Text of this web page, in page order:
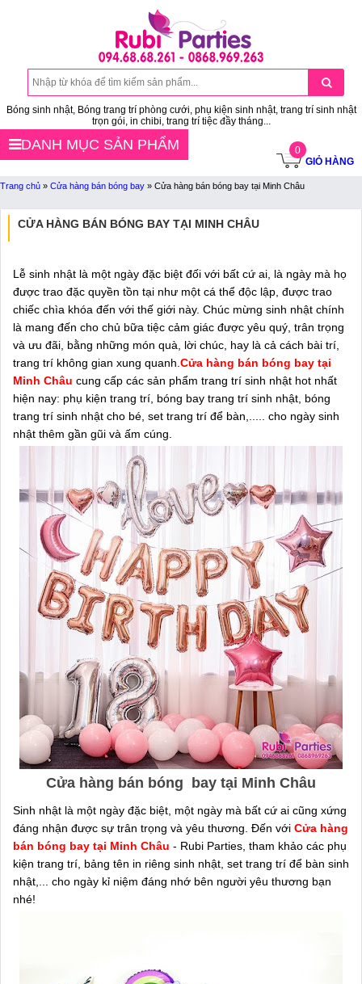
Bóng sinh nhật, Bóng trang trí phòng cưới, phụ kiện sinh nhật, trang trí sinh nhật
trọn gói, in chibi, trang trí tiệc đầy tháng...
0
GIỎ HÀNG
DANH MỤC SẢN PHẨM
Trang chủ » Cửa hàng bán bóng bay » Cửa hàng bán bóng bay tại Minh Châu
CỬA HÀNG BÁN BÓNG BAY TẠI MINH CHÂU
Lễ sinh nhật là một ngày đặc biệt đối với bất cứ ai, là ngày mà họ
được trao đặc quyền tồn tại như một cá thể độc lập, được trao
chiếc chìa khóa đến với thế giới này. Chúc mừng sinh nhật chính
là mang đến cho chủ bữa tiệc cảm giác được yêu quý, trân trọng
và ưu đãi, bằng những món quà, lời chúc, hay là cả cách bài trí,
trang trí không gian xung quanh. Cửa hàng bán bóng bay tại
Minh Châu cung cấp các sản phẩm trang trí sinh nhật hot nhất
hiện nay: phụ kiện trang trí, bóng bay trang trí sinh nhật, bóng
trang trí sinh nhật cho bé, set trang trí để bàn,..... cho ngày sinh
nhật thêm gần gũi và ấm cúng.
Cửa hàng bán bóng bay tại Minh Châu
Sinh nhật là một ngày đặc biệt, một ngày mà bất cứ ai cũng xứng
đáng nhận được sự trân trọng và yêu thương. Đến với Cửa hàng
bán bóng bay tại Minh Châu - Rubi Parties, tham khảo các phụ
kiện trang trí, bảng tên in riêng sinh nhật, set trang trí để bàn sinh
nhật,... cho ngày kỉ niệm đáng nhớ bên người yêu thương bạn
nhé!